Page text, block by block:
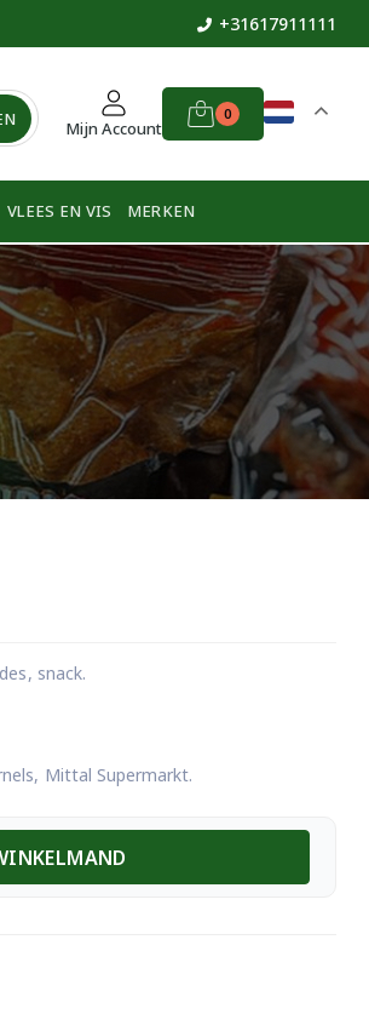
+31617911111
Mijn Account
0
VLEES EN VIS MERKEN
snack.
Mittal Supermarkt.